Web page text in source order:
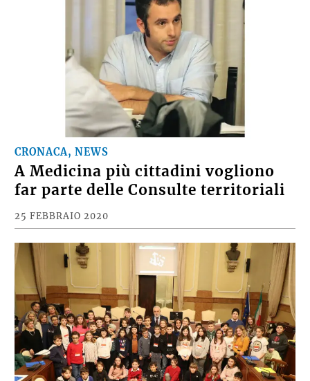
CRONACA, NEWS
A Medicina più cittadini vogliono
far parte delle Consulte territoriali
25 FEBBRAIO 2020